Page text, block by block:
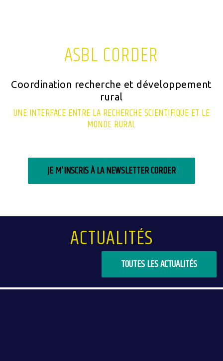
ASBL CORDER
Coordination recherche et développement
rural
UNE INTERFACE ENTRE LA RECHERCHE SCIENTIFIQUE ET LE
MONDE RURAL
JE M'INSCRIS À LA NEWSLETTER CORDER
ACTUALITÉS
TOUTES LES ACTUALITÉS